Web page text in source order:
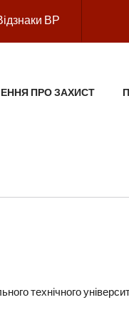
ВР
ПРО ЗАХИСТ
технічного